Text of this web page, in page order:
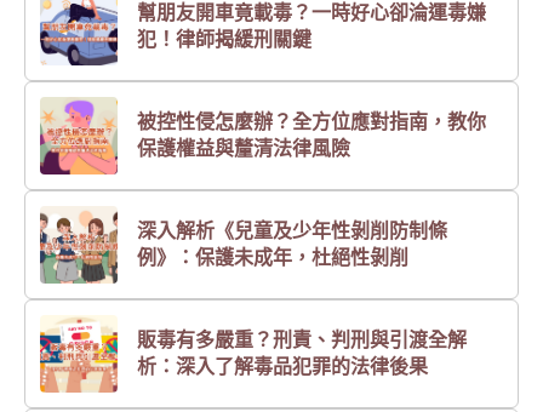
幫朋友開車竟載毒？一時好心卻淪運毒嫌
犯！律師揭緩刑關鍵
被控性侵怎麼辦？全方位應對指南，教你
保護權益與釐清法律風險
深入解析《兒童及少年性剝削防制條
例》：保護未成年，杜絕性剝削
販毒有多嚴重？刑責、判刑與引渡全解
析：深入了解毒品犯罪的法律後果